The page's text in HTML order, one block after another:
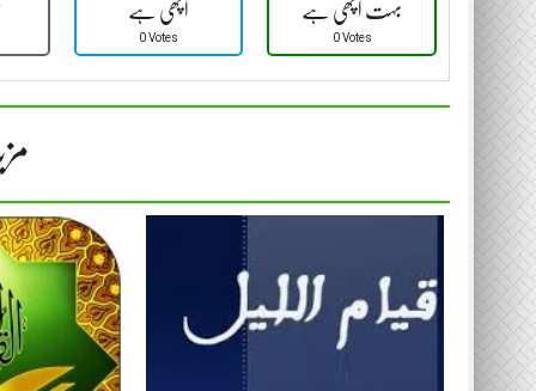
اچھی ہے
0 Votes
بہت اچھی ہے
0 Votes